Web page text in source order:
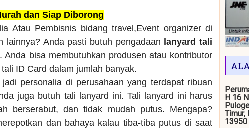
dan Siap Diborong
Atau Pembisnis bidang travel,Event organizer di
lainnya? Anda pasti butuh pengadaan lanyard tali
Anda bisa membutuhkan produsen atau kontributor
ID Card dalam jumlah banyak.
personalia di perusahaan yang terdapat ribuan
juga butuh tali lanyard ini. Tali lanyard ini harus
berserabut, dan tidak mudah putus. Mengapa?
dan bahaya kalau tiba-tiba putus di saat
H 16
Timur,
13950